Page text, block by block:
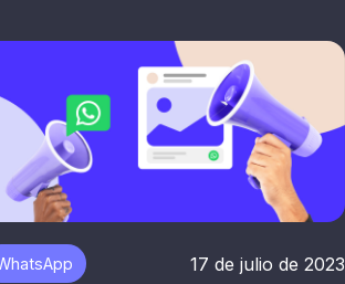
17 de julio de 2023